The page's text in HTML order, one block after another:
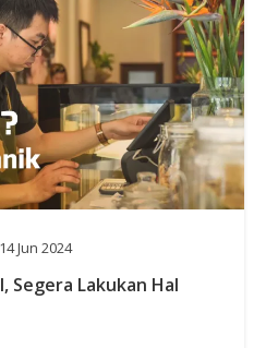
14 Jun 2024
Segera Lakukan Hal